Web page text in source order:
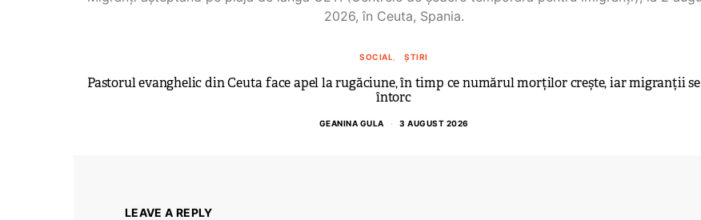
SOCIAL ȘTIRI
Pastorul evanghelic din Ceuta face apel la rugăciune, în timp ce numărul morților crește, iar migranții se
întorc
GEANINA GULA 3 AUGUST 2026
LEAVE A REPLY